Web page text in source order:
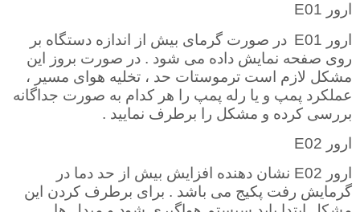
ارور E01
ارور E01 در صورت گرمای بیش از اندازه دستگاه بر
روی صفحه نمایش داده می شود . در صورت بروز این
مشکل لازم است ترموستات حد ، تخلیه هوای مسیر ،
عملکرد پمپ و یا رله پمپ را هر کدام به صورت جداگانه
بررسی کرده و مشکل را برطرف نمایید .
ارور E02
ارور E02 نشان دهنده افزایش بیش از حد دما در
گرمایش رفت پکیج می باشد . برای برطرف کردن این